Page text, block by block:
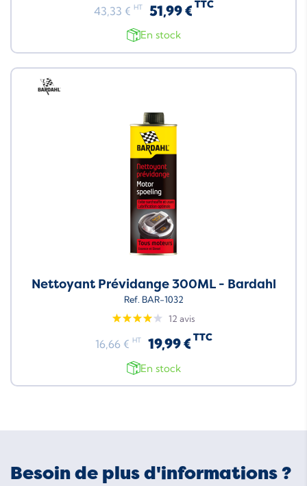
43,33 € HT 51,99 € TTC
En stock
Neuf
Nettoyant Prévidange 300ML - Bardahl
Ref. BAR-1032
12 avis
16,66 € HT 19,99 € TTC
En stock
Besoin de plus d'informations ?